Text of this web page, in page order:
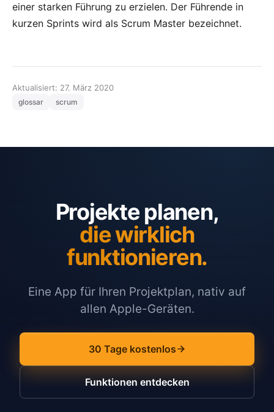
einer starken Führung zu erzielen. Der Führende in
kurzen Sprints wird als Scrum Master bezeichnet.
Aktualisiert: 27. März 2020
glossar scrum
Projekte planen,
die wirklich
funktionieren.
Eine App für Ihren Projektplan, nativ auf
allen Apple-Geräten.
30 Tage kostenlos
Funktionen entdecken